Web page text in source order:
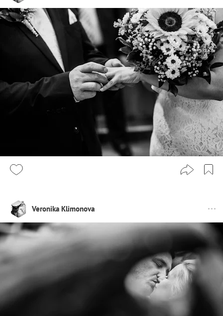
Veronika Klimonova